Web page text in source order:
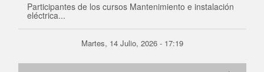
Participantes de los cursos Mantenimiento e instalación
eléctrica...
Martes, 14 Julio, 2026 - 17:19